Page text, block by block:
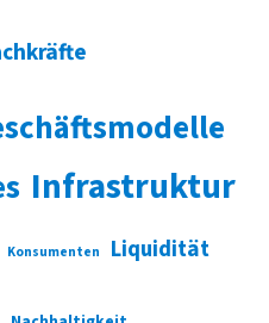
Infrastruktur
Konsumenten Liquidität